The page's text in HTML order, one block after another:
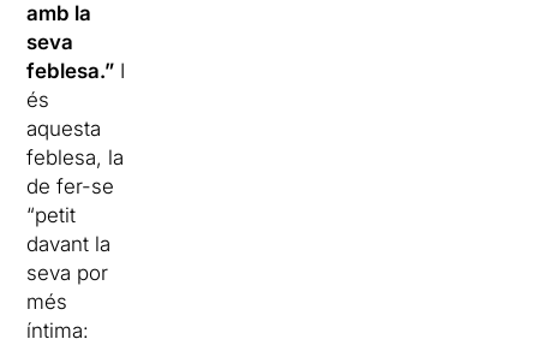
amb la
seva
feblesa.” I
és
aquesta
feblesa, la
de fer-se
“petit
davant la
seva por
més
íntima: